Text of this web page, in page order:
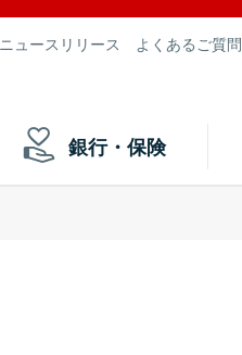
ニュースリリース よくあるご質
銀行・保険